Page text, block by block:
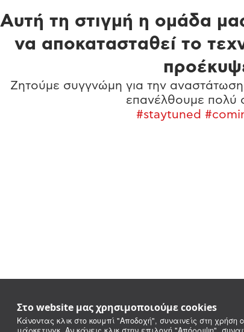
Στο website μας χρησιμοποιούμε cookies
Κάνοντας κλικ στο κουμπί "Αποδοχή", συναινείς στη χρήση
Αυτή τη στιγμή η ομάδα
να αποκατασταθεί το
Ζητούμε συγγνώμη για την αναστάτωση
επανέλθουμε πολύ
#staytuned